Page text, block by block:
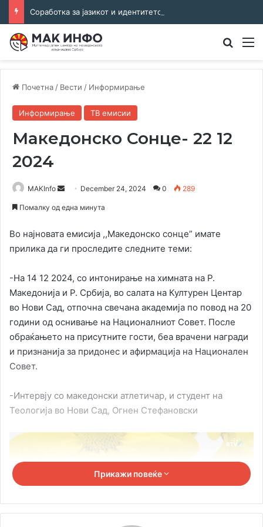
Почетна / Вести / Информирање
Информирање ТВ емисии
Македонско Сонце- 22 12
2024
MAKInfo
Send December 24, 2024 0 289
Помалку од една минута
Во најновата емисија ,,Македонско сонце” имате
прилика да ги проследите следните теми:
-На 14 12 2024, со интонирање на химната на Р.
Македонија и Р. Србија, во салата на Културен Центар
во Нови Сад, отпочна свечана академија по повод на 20
години од оснивање на Националниот Совет. После
обраќањето на присутните гости, беа врачени награди
и признанија за придонес и афирмација на Национален
Совет.
-Интервју со македонски атлетичар, и студент на
Теологија во Нови Сад, Огнен Стефановски
Прикажи повеќе